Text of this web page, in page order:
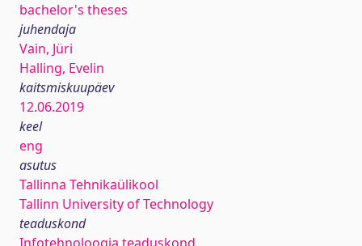
bachelor's theses
juhendaja
Vain, Jüri
Halling, Evelin
kaitsmiskuupäev
12.06.2019
keel
eng
asutus
Tallinna Tehnikaülikool
Tallinn University of Technology
teaduskond